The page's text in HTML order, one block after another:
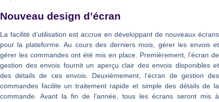
Nouveau design d’écran
La facilité d’utilisation est accrue en développant de nouveaux écrans
pour la plateforme. Au cours des derniers mois, gérer les envois et
gérer les commandes ont été mis en place. Premièrement, l’écran de
gestion des envois fournit un aperçu clair des envois disponibles et
des détails de ces envois. Deuxièmement, l’écran de gestion des
commandes facilite un traitement rapide et simple des détails de la
commande. Avant la fin de l’année, tous les écrans seront mis à